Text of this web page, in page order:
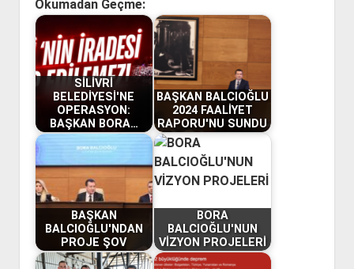
Okumadan Geçme:
SİLİVRİ
BELEDİYESİ'NE
OPERASYON:
BAŞKAN BORA…
BAŞKAN BALCIOĞLU
2024 FAALİYET
RAPORU'NU SUNDU
BAŞKAN
BALCIOĞLU'NDAN
PROJE ŞOV
BORA
BALCIOĞLU'NUN
VİZYON PROJELERİ